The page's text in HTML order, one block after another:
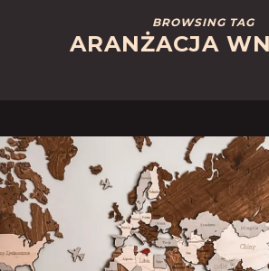
BROWSING TAG
ARANŻACJA